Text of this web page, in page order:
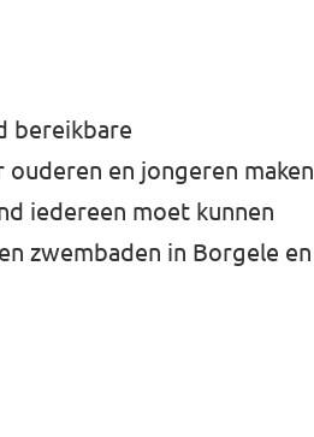
bereikbare
en jongeren maken
iedereen moet kunnen
zwembaden in Borgele en